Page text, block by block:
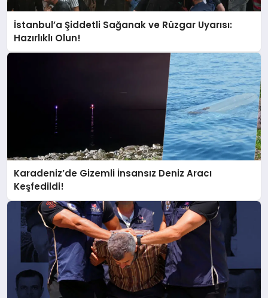
İstanbul’a Şiddetli Sağanak ve Rüzgar Uyarısı:
Hazırlıklı Olun!
Karadeniz’de Gizemli İnsansız Deniz Aracı
Keşfedildi!